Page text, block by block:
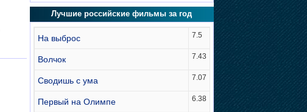
Лучшие российские фильмы за год
На выброс 7.5
Волчок 7.43
Сводишь с ума 7.07
Первый на Олимпе 6.38